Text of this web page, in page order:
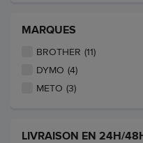
MARQUES
BROTHER (11)
DYMO (4)
METO (3)
LIVRAISON EN 24H/